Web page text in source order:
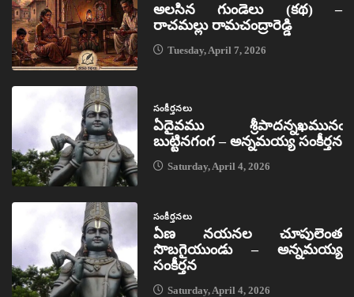
అలసిన గుండెలు (కథ) –
రాచమల్లు రామచంద్రారెడ్డి
Tuesday, April 7, 2026
సంకీర్తనలు
ఏదైవము శ్రీపాదన్నఖమునఁ
బుట్టినగంగ – అన్నమయ్య సంకీర్తన
Saturday, April 4, 2026
సంకీర్తనలు
ఏణ నయనల చూపులెంత
సొబగైయుండు – అన్నమయ్య
సంకీర్తన
Saturday, April 4, 2026